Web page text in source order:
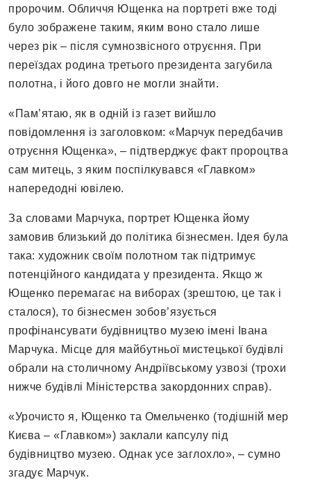
пророчим. Обличчя Ющенка на портреті вже тоді
було зображене таким, яким воно стало лише
через рік – після сумнозвісного отруєння. При
переїздах родина третього президента загубила
полотна, і його довго не могли знайти.
«Пам’ятаю, як в одній із газет вийшло
повідомлення із заголовком: «Марчук передбачив
отруєння Ющенка», – підтверджує факт пророцтва
сам митець, з яким поспілкувався «Главком»
напередодні ювілею.
За словами Марчука, портрет Ющенка йому
замовив близький до політика бізнесмен. Ідея була
така: художник своїм полотном так підтримує
потенційного кандидата у президента. Якщо ж
Ющенко перемагає на виборах (зрештою, це так і
сталося), то бізнесмен зобов’язується
профінансувати будівництво музею імені Івана
Марчука. Місце для майбутньої мистецької будівлі
обрали на столичному Андріївському узвозі (трохи
нижче будівлі Міністерства закордонних справ).
«Урочисто я, Ющенко та Омельченко (тодішній мер
Києва – «Главком») заклали капсулу під
будівництво музею. Однак усе заглохло», – сумно
згадує Марчук.